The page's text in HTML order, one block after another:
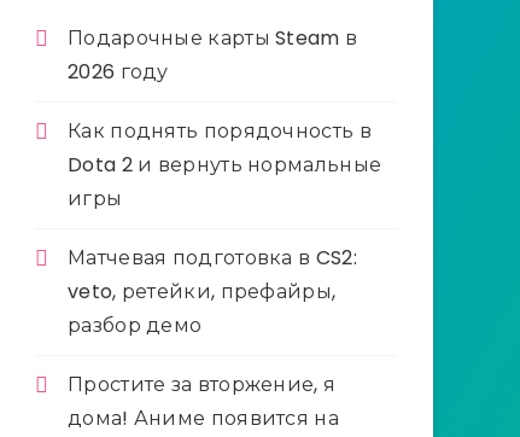
Подарочные карты Steam в
2026 году
Как поднять порядочность в
Dota 2 и вернуть нормальные
игры
Матчевая подготовка в CS2:
veto, ретейки, префайры,
разбор демо
Простите за вторжение, я
дома! Аниме появится на